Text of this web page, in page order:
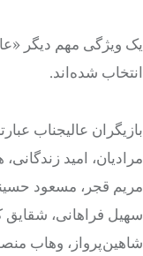
یک ویژگی مهم دیگر
انتخاب شده‌اند.
بازیگران عالیجناب
مرادیان، امید
مریم قجر، مسعود
سهیل فراهانی، شقایق
شاهین‌پرواز، وهاب